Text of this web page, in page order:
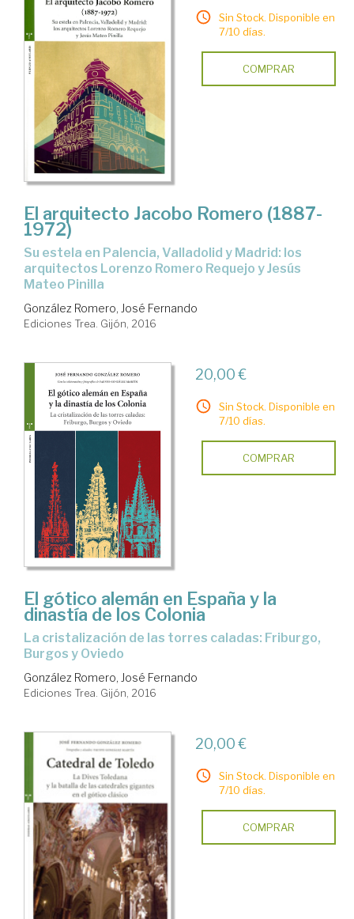
Sin Stock. Disponible en
7/10 días.
COMPRAR
El arquitecto Jacobo Romero (1887-
1972)
su estela en Palencia, Valladolid y Madrid: los
arquitectos Lorenzo Romero Requejo y Jesús
Mateo Pinilla
González Romero, José Fernando
Ediciones Trea. Gijón, 2016
20,00 €
Sin Stock. Disponible en
7/10 días.
COMPRAR
El gótico alemán en España y la
dinastía de los Colonia
la cristalización de las torres caladas: Friburgo,
Burgos y Oviedo
González Romero, José Fernando
Ediciones Trea. Gijón, 2016
20,00 €
Sin Stock. Disponible en
7/10 días.
COMPRAR